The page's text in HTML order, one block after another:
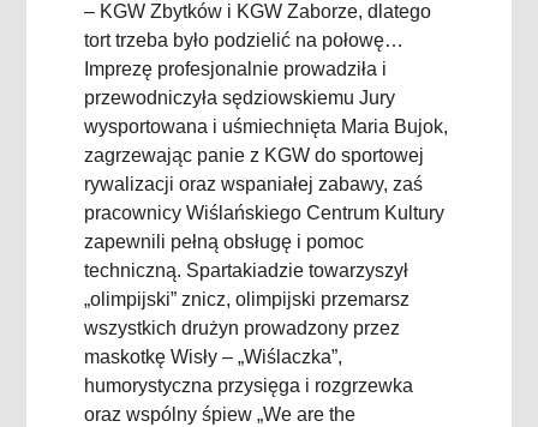
– KGW Zbytków i KGW Zaborze, dlatego
tort trzeba było podzielić na połowę…
Imprezę profesjonalnie prowadziła i
przewodniczyła sędziowskiemu Jury
wysportowana i uśmiechnięta Maria Bujok,
zagrzewając panie z KGW do sportowej
rywalizacji oraz wspaniałej zabawy, zaś
pracownicy Wiślańskiego Centrum Kultury
zapewnili pełną obsługę i pomoc
techniczną. Spartakiadzie towarzyszył
„olimpijski” znicz, olimpijski przemarsz
wszystkich drużyn prowadzony przez
maskotkę Wisły – „Wiślaczka”,
humorystyczna przysięga i rozgrzewka
oraz wspólny śpiew „We are the